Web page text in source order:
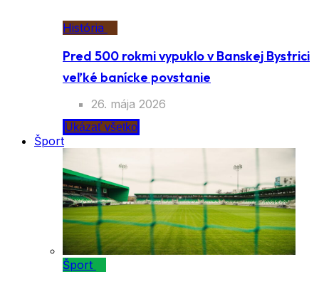
História
Pred 500 rokmi vypuklo v Banskej Bystrici
veľké banícke povstanie
26. mája 2026
Ukázať všetko
Šport
Šport